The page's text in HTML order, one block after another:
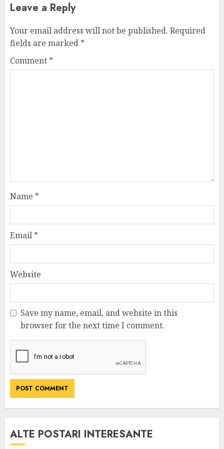
Leave a Reply
Your email address will not be published. Required
fields are marked *
Comment *
Name *
Email *
Website
Save my name, email, and website in this
browser for the next time I comment.
ALTE POSTARI INTERESANTE